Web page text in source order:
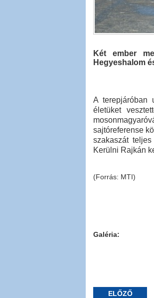
Két ember
Hegyeshalom
A terepjáróban
életüket
sajtóreferense
szakaszát
Kerülni Rajkán
(Forrás: MTI)
Galéria:
ELŐZŐ